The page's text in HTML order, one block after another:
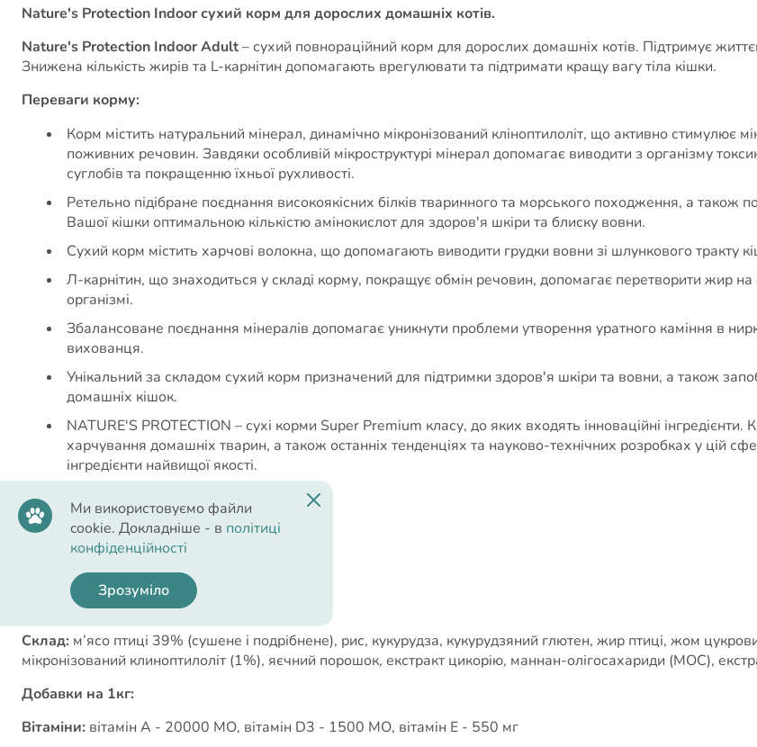
Nature's Protection Indoor сухий корм для дорослих домашніх котів.
Nature's Protection Indoor Adult– сухий повнораційний корм для дорослих домашніх котів. Підтримує
Знижена кількість жирів та L-карнітин допомагають врегулювати та підтримати кращу вагу тіла кішки.
Переваги корму:
Корм містить натуральний мінерал, динамічно мікронізований кліноптилоліт, що активно
поживних речовин. Завдяки особливій мікроструктурі мінерал допомагає виводити з організму
суглобів та покращенню їхньої рухливості.
Ретельно підібране поєднання високоякісних білків тваринного та морського походження, а також
Вашої кішки оптимальною кількістю амінокислот для здоров'я шкіри та блиску вовни.
Сухий корм містить харчові волокна, що допомагають виводити грудки вовни зі шлункового тракту
Л-карнітин, що знаходиться у складі корму, покращує обмін речовин, допомагає перетворити жир
організмі.
Збалансоване поєднання мінералів допомагає уникнути проблеми утворення уратного каміння в
вихованця.
Унікальний за складом сухий корм призначений для підтримки здоров'я шкіри та вовни, а також
домашніх кішок.
NATURE'S PROTECTION – сухі корми Super Premium класу, до яких входять інноваційні
харчування домашніх тварин, а також останніх тенденціях та науково-технічних розробках у цій
інгредієнти найвищої якості.
Cклад
Склад: м’ясо птиці 39% (сушене і подрібнене), рис, кукурудза, кукурудзяний глютен, жир птиці, жом
мікронізований клиноптилоліт (1%), яєчний порошок, екстракт цикорію, маннан-олігосахариди (МОС),
Добавки на 1кг:
Вітаміни: вітамін A - 20000 МО, вітамін D3 - 1500 МО, вітамін E - 550 мг
Ми використовуємо файли
cookie. Докладніше - в політиці
конфіденційності
Зрозуміло